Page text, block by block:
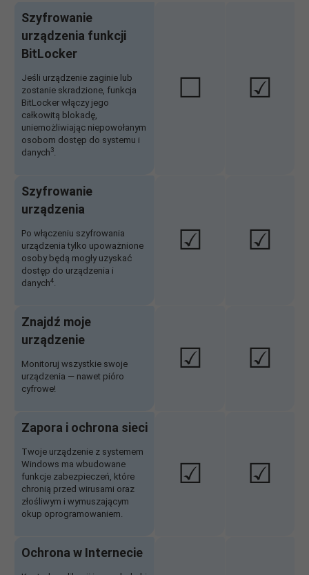
Szyfrowanie
urządzenia funkcji
BitLocker
Jeśli urządzenie zaginie lub
zostanie skradzione, funkcja
BitLocker włączy jego
całkowitą blokadę,
uniemożliwiając niepowołanym
osobom dostęp do systemu i
danych3
☐ ☑
Szyfrowanie
urządzenia
Po włączeniu szyfrowania
urządzenia tylko upoważnione
osoby będą mogły uzyskać
dostęp do urządzenia i
danych4
☑ ☑
Znajdź moje
urządzenie
Monitoruj wszystkie swoje
urządzenia — nawet pióro
cyfrowe!
☑ ☑
Zapora i ochrona sieci
Twoje urządzenie z systemem
Windows ma wbudowane
funkcje zabezpieczeń, które
chronią przed wirusami oraz
złośliwym i wymuszającym
okup oprogramowaniem.
☑ ☑
Ochrona w Internecie